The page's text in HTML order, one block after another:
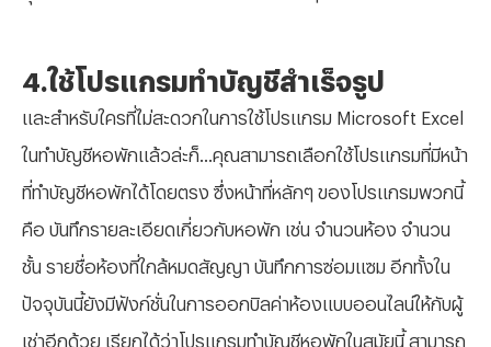
4.ใช้โปรแกรมทำบัญชีสำเร็จรูป
และสำหรับใครที่ไม่สะดวกในการใช้โปรแกรม Microsoft Excel
ในทำบัญชีหอพักแล้วล่ะก็…คุณสามารถเลือกใช้โปรแกรมที่มีหน้า
ที่ทำบัญชีหอพักได้โดยตรง ซึ่งหน้าที่หลักๆ ของโปรแกรมพวกนี้
คือ บันทึกรายละเอียดเกี่ยวกับหอพัก เช่น จำนวนห้อง จำนวน
ชั้น รายชื่อห้องที่ใกล้หมดสัญญา บันทึกการซ่อมแซม อีกทั้งใน
ปัจจุบันนี้ยังมีฟังก์ชั่นในการออกบิลค่าห้องแบบออนไลน์ให้กับผู้
เช่าอีกด้วย เรียกได้ว่าโปรแกรมทำบัญชีหอพักในสมัยนี้ สามารถ